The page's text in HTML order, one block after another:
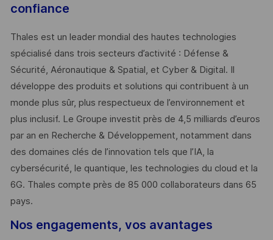
confiance
Thales est un leader mondial des hautes technologies
spécialisé dans trois secteurs d’activité : Défense &
Sécurité, Aéronautique & Spatial, et Cyber & Digital. Il
développe des produits et solutions qui contribuent à un
monde plus sûr, plus respectueux de l’environnement et
plus inclusif. Le Groupe investit près de 4,5 milliards d’euros
par an en Recherche & Développement, notamment dans
des domaines clés de l’innovation tels que l’IA, la
cybersécurité, le quantique, les technologies du cloud et la
6G. Thales compte près de 85 000 collaborateurs dans 65
pays. ​
Nos engagements, vos avantages